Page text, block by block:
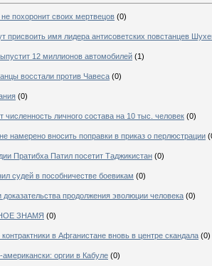
похоронит своих мертвецов (0)
присвоить имя лидера антисоветских повстанцев
12 миллионов автомобилей (1)
восстали против Чавеса (0)
(0)
численность личного состава на 10 тыс. человек (0)
намерено вносить поправки в приказ о перлюстрации
Пратибха Патил посетит Таджикистан (0)
судей в пособничестве боевикам (0)
продолжения эволюции человека (0)
ЗНАМЯ (0)
в Афганистане вновь в центре скандала (0)
оргии в Кабуле (0)